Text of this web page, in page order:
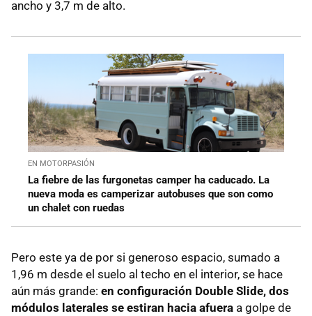
ancho y 3,7 m de alto.
EN MOTORPASIÓN
La fiebre de las furgonetas camper ha caducado. La
nueva moda es camperizar autobuses que son como
un chalet con ruedas
Pero este ya de por si generoso espacio, sumado a
1,96 m desde el suelo al techo en el interior, se hace
aún más grande: en configuración Double Slide, dos
módulos laterales se estiran hacia afuera a golpe de